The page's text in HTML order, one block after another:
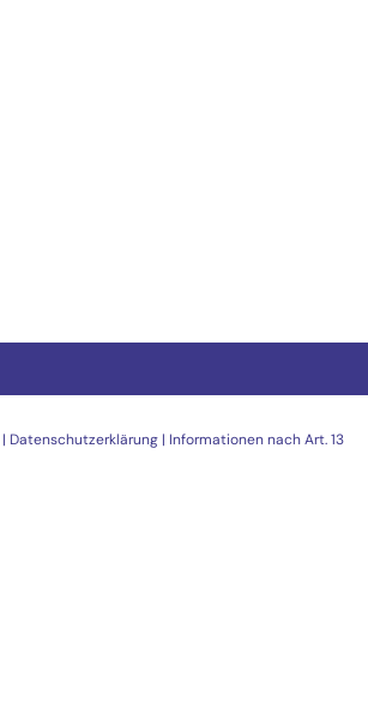
| Datenschutzerklärung | Informationen nach Art. 13